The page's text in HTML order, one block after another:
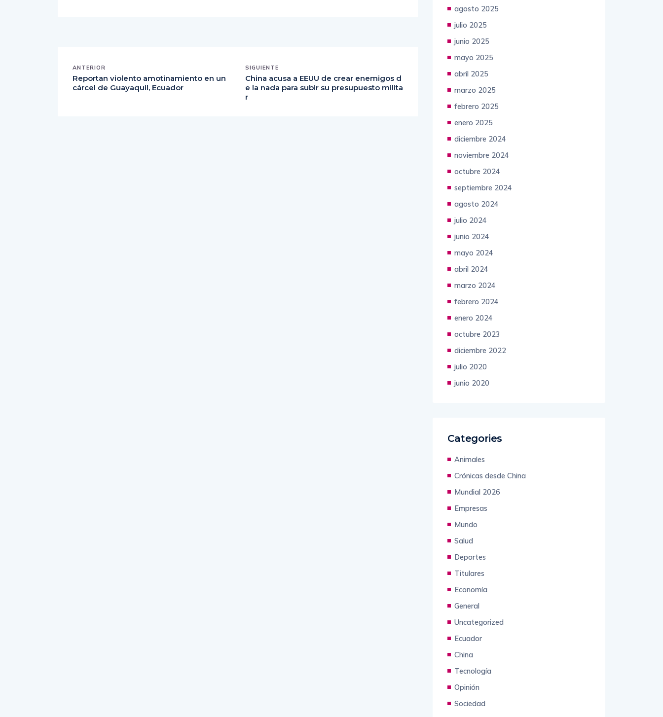
cárcel de Guayaquil, Ecuador
e la nada para subir su presupuesto milita
r
julio 2025
junio 2025
mayo 2025
abril 2025
marzo 2025
febrero 2025
enero 2025
diciembre 2024
noviembre 2024
octubre 2024
septiembre 2024
agosto 2024
julio 2024
junio 2024
mayo 2024
abril 2024
marzo 2024
febrero 2024
enero 2024
octubre 2023
diciembre 2022
julio 2020
junio 2020
Animales
Crónicas desde China
Mundial 2026
Empresas
Mundo
Salud
Deportes
Titulares
Economía
General
Uncategorized
Ecuador
China
Tecnología
Opinión
Sociedad